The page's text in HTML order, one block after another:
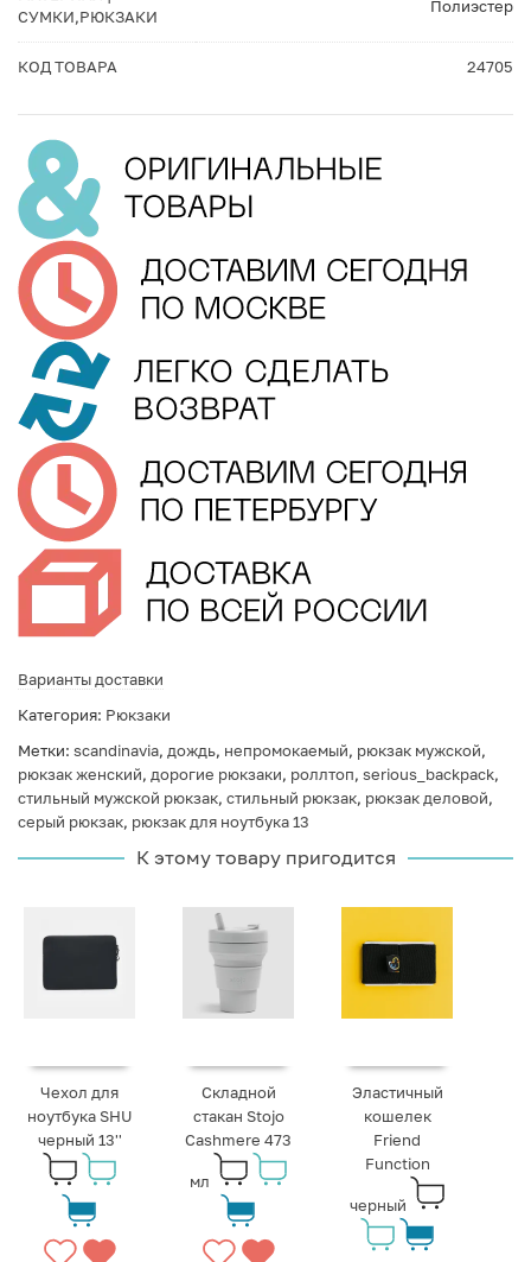
СУМКИ,РЮКЗАКИ
Полиэстер
КОД ТОВАРА 24705
Варианты доставки
Категория: Рюкзаки
Метки: scandinavia, дождь, непромокаемый, рюкзак мужской,
рюкзак женский, дорогие рюкзаки, роллтоп, serious_backpack,
стильный мужской рюкзак, стильный рюкзак, рюкзак деловой,
серый рюкзак, рюкзак для ноутбука 13
К этому товару пригодится
Чехол для
ноутбука SHU
черный 13''
Складной
стакан Stojo
Cashmere 473
мл
Эластичный
кошелек
Friend
Function
черный